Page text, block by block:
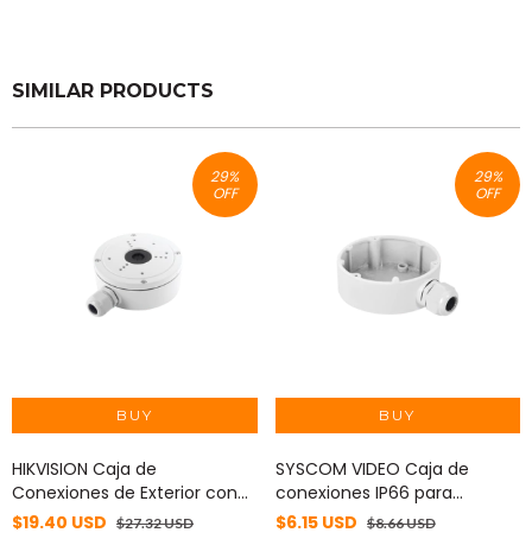
SIMILAR PRODUCTS
29%
OFF
HIKVISION Caja de
Conexiones de Exterior con
Tapa para Cámaras Tipo
$19.40 USD $27.32 USD
29%
OFF
SYSCOM VIDEO Caja de
conexiones IP66 para
cámaras minidomo MOD:
$6.15 USD $8.66 USD